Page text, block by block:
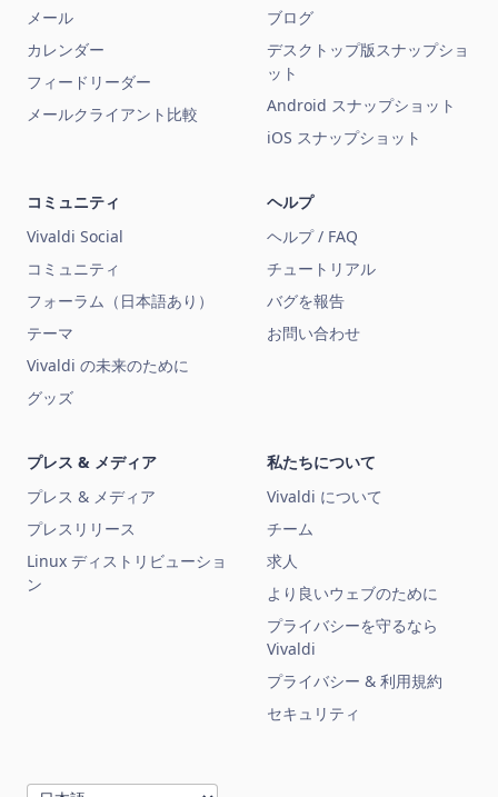
メール
カレンダー
フィードリーダー
メールクライアント比較
ブログ
デスクトップ版スナップショ
ット
Android スナップショット
iOS スナップショット
コミュニティ
Vivaldi Social
コミュニティ
フォーラム（日本語あり）
テーマ
Vivaldi の未来のために
グッズ
ヘルプ
ヘルプ / FAQ
チュートリアル
バグを報告
お問い合わせ
プレス & メディア
プレス & メディア
プレスリリース
Linux ディストリビューショ
ン
私たちについて
Vivaldi について
チーム
求人
より良いウェブのために
プライバシーを守るなら
Vivaldi
プライバシー & 利用規約
セキュリティ